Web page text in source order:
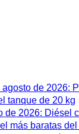
de 2026:
tanque de 20 kg
2026: Diésel
más baratas